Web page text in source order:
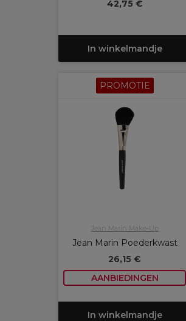
42,75 €
In winkelmandje
PROMOTIE
Jean Marin Make-Up
Jean Marin Poederkwast
26,15 €
AANBIEDINGEN
In winkelmandje